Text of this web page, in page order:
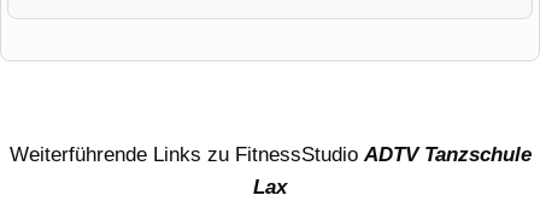
Weiterführende Links zu FitnessStudioADTV Tanzschule
Lax